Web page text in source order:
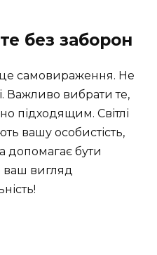
без заборон
самовираження. Не
Важливо вибрати те,
підходящим. Світлі
вашу особистість,
допомагає бути
вигляд